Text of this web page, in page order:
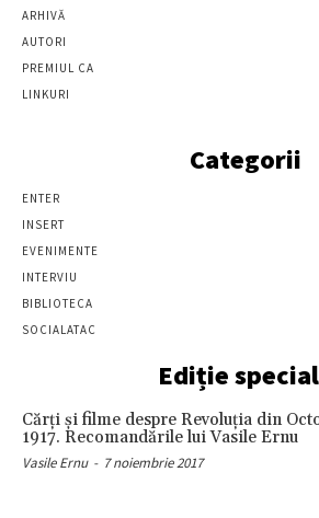
ARHIVĂ
AUTORI
PREMIUL CA
LINKURI
Categorii
ENTER
INSERT
EVENIMENTE
INTERVIU
BIBLIOTECA
SOCIALATAC
Ediție
Cărţi şi filme despre Revoluţia din
1917. Recomandările lui Vasile Ernu
Vasile Ernu - 7 noiembrie 2017